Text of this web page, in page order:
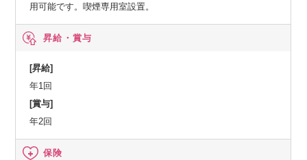
用可能です。喫煙専用室設置。
昇給・賞与
[昇給]
年1回
[賞与]
年2回
保険